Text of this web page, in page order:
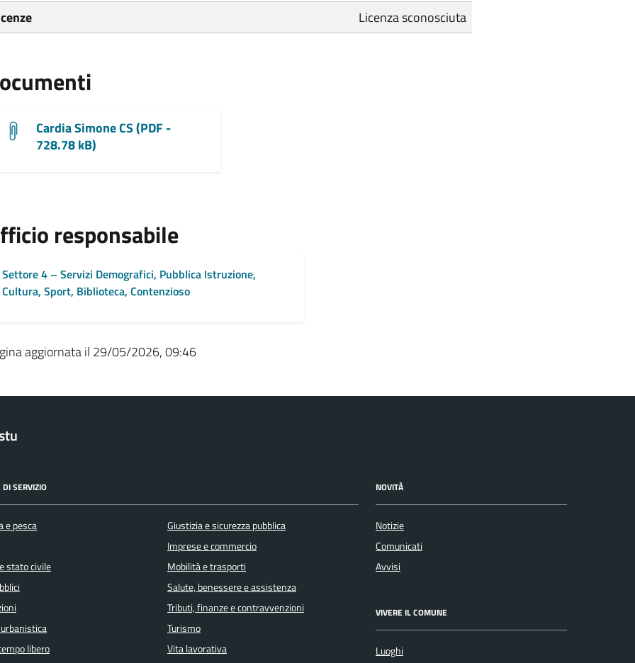
Licenza sconosciuta
Cardia Simone CS (PDF -
728.78 kB)
responsabile
Settore 4 – Servizi Demografici, Pubblica Istruzione,
Cultura, Sport, Biblioteca, Contenzioso
aggiornata il 29/05/2026, 09:46
DI SERVIZIO
e pesca
stato civile
libero
Giustizia e sicurezza pubblica
Imprese e commercio
Mobilità e trasporti
Salute, benessere e assistenza
Tributi, finanze e contravvenzioni
Turismo
Vita lavorativa
NOVITÀ
Notizie
Comunicati
Avvisi
VIVERE IL COMUNE
Luoghi